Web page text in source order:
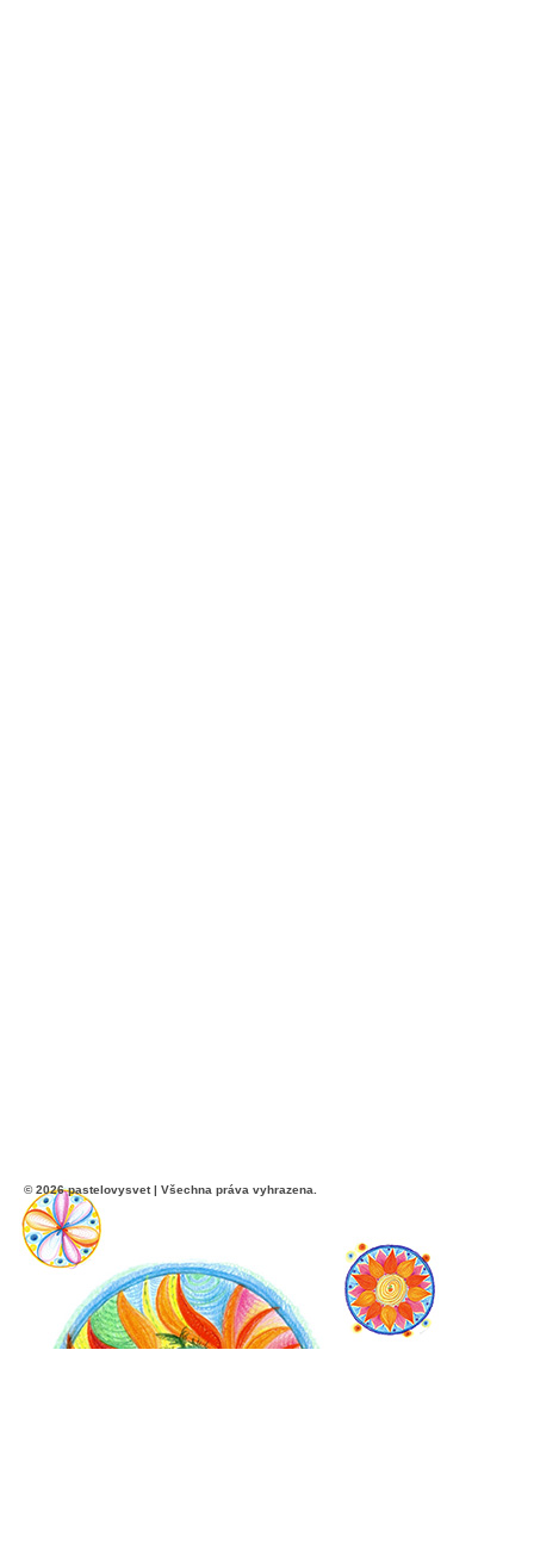
© 2026 pastelovysvet | Všechna práva vyhrazena.